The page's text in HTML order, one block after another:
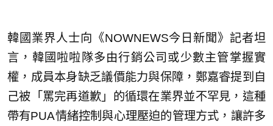
韓國業界人士向《NOWNEWS今日新聞》記者坦
言，韓國啦啦隊多由行銷公司或少數主管掌握實
權，成員本身缺乏議價能力與保障，鄭嘉睿提到自
己被「罵完再道歉」的循環在業界並不罕見，這種
帶有PUA情緒控制與心理壓迫的管理方式，讓許多